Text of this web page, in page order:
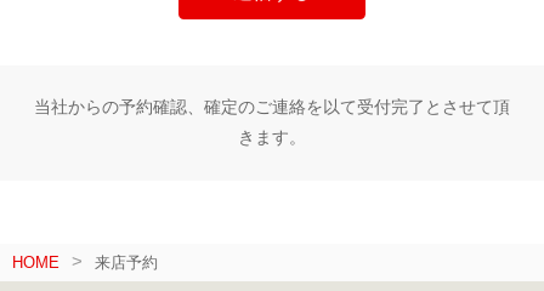
当社からの予約確認、確定のご連絡を以て受付完了とさせて頂
きます。
HOME 来店予約